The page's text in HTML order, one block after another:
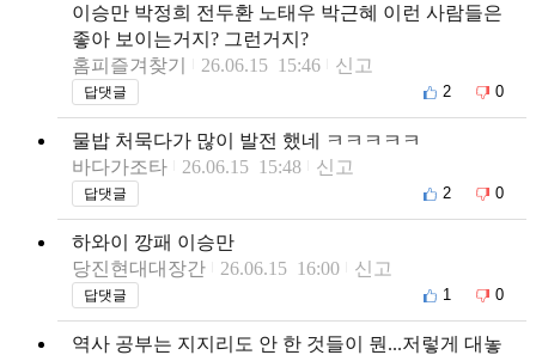
이승만 박정희 전두환 노태우 박근혜 이런 사람들은
좋아 보이는거지? 그런거지?
홈피즐겨찾기
26.06.15 15:46 신고
답댓글 2 0
물밥 처묵다가 많이 발전 했네 ㅋㅋㅋㅋㅋ
바다가조타
26.06.15 15:48 신고
답댓글 2 0
하와이 깡패 이승만
당진현대대장간
26.06.15 16:00 신고
답댓글 1 0
역사 공부는 지지리도 안 한 것들이 뭔...저렇게 대놓